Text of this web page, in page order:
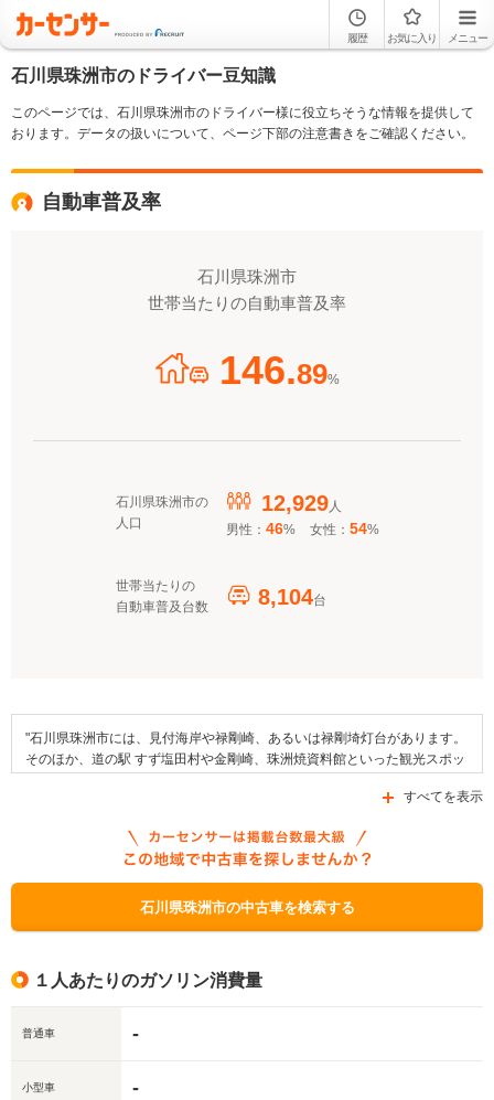
履歴 お気に入り メニュー
石川県珠洲市のドライバー豆知識
このページでは、石川県珠洲市のドライバー様に役立ちそうな情報を提供して
おります。データの扱いについて、ページ下部の注意書きをご確認ください。
自動車普及率
石川県珠洲市
世帯当たりの自動車普及率
146.89%
石川県珠洲市の
人口
12,929人
男性： 46% 女性： 54%
世帯当たりの
自動車普及台数
8,104台
"石川県珠洲市には、見付海岸や禄剛崎、あるいは禄剛埼灯台があります。
そのほか、道の駅 すず塩田村や金剛崎、珠洲焼資料館といった観光スポッ
七夕キリコ祭り、春日野の秋祭りなどのお祭りが開催され、高倉彦神社の
てはブランド牛である能登牛やワカメなどが知られています。交通面にお
いては国道249号線や県道280号線、あるいは県道28号線を含む複数の道
路がエリア内を通っています。なお、市内に存在する補助金制度として
は、「クリーンエネルギー自動車導入促進対策費補助金」、「石川県地球
すべてを表示
石川県珠洲市の中古車を検索する
１人あたりのガソリン消費量
普通車 -
小型車 -